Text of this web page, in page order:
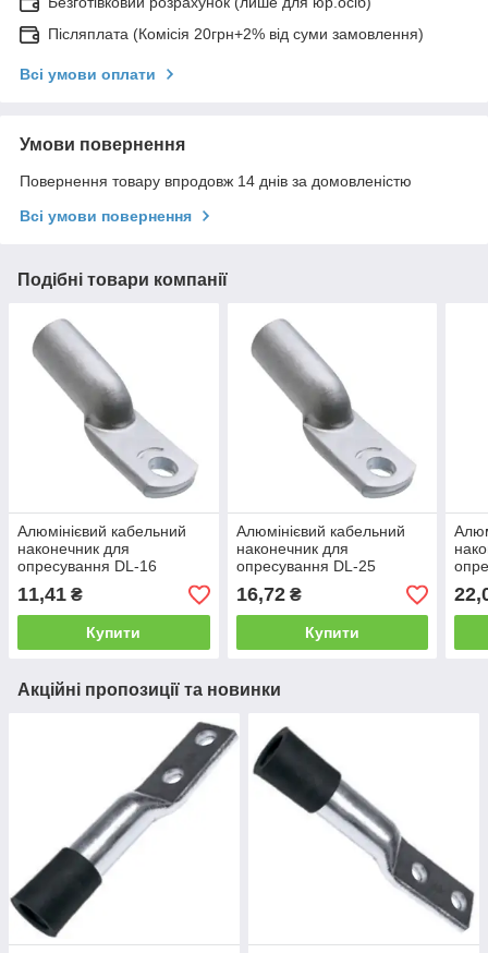
Післяплата (Комісія 20грн+2% від суми замовлення)
Всі умови оплати
Умови повернення
Повернення товару впродовж 14 днів за домовленістю
Всі умови повернення
Подібні товари компанії
Алюмінієвий кабельний
наконечник для
опресування DL-16
(ТА-16, 16-8-5,4-А-УХЛ3)
11,41 ₴
Купити
Алюмінієвий кабельний
наконечник для
опресування DL-25
(ТА-25, 25-8-7-А-УХЛ3)
16,72₴
Купити
Акційні пропозиції та новинки